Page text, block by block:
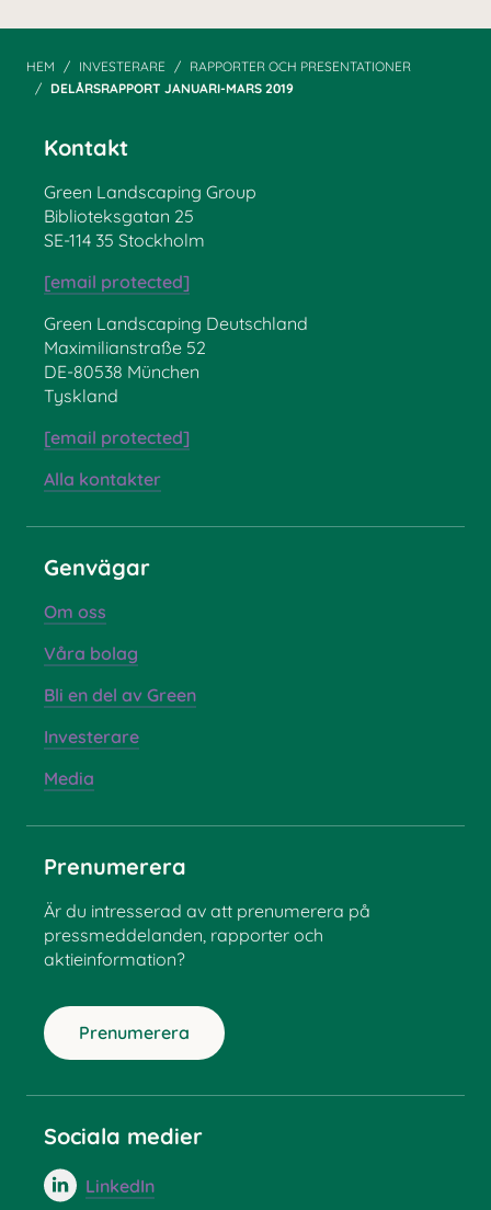
HEM INVESTERARE
RAPPORTER OCH PRESENTATIONER
DELÅRS­RAPPORT JANUARI-MARS 2019
Kontakt
Green Landscaping Group
Biblioteksgatan 25
SE-114 35 Stockholm
[email protected]
Green Landscaping Deutschland
Maximilianstraße 52
DE-80538 München
Tyskland
[email protected]
Alla kontakter
Genvägar
Om oss
Våra bolag
Bli en del av Green
Investerare
Media
Prenumerera
Är du intresserad av att prenumerera på
pressmeddelanden, rapporter och
aktieinformation?
Prenumerera
Sociala medier
LinkedIn